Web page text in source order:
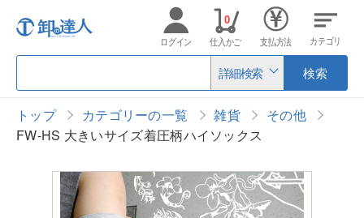
詳細検索 検索
ログイン 仕入かご
0
支払方法 カテゴリ
トップ カテゴリーの一覧 雑貨
その他
FW-HS 大きいサイズ着圧柄ハイソックス